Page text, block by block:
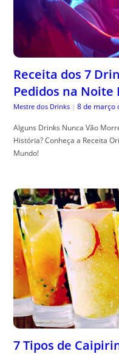
Receita dos 7
Pedidos na Noite
Mestre dos Drinks | 8 de março
Alguns Drinks Nunca Vão
História? Conheça a Receita
Mundo!
7 Tipos de